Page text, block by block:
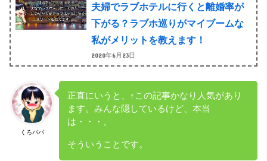
夫婦でラブホテルに行くと離婚率が
下がる？ラブホ巡りがマイブームな
私がメリットを教えます！
2020年6月23日
くろパパ
正直にいうと、↑この記事かなり人気があり
ます。みんな隠しているけど、本当
は・・・。
そういうことです。